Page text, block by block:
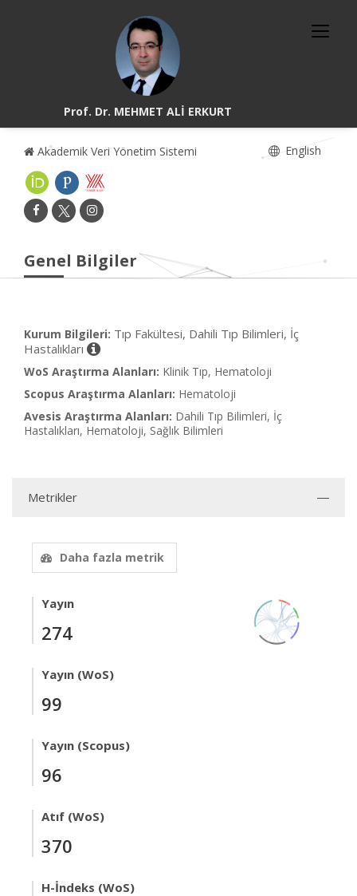
Prof. Dr. MEHMET ALİ ERKURT
Akademik Veri Yönetim Sistemi English
Genel Bilgiler
Kurum Bilgileri: Tıp Fakültesi, Dahili Tıp Bilimleri, İç
Hastalıkları
WoS Araştırma Alanları: Klinik Tıp, Hematoloji
Scopus Araştırma Alanları: Hematoloji
Avesis Araştırma Alanları: Dahili Tıp Bilimleri, İç
Hastalıkları, Hematoloji, Sağlık Bilimleri
Metrikler
Daha fazla metrik
Yayın
274
Yayın (WoS)
99
Yayın (Scopus)
96
Atıf (WoS)
370
H-İndeks (WoS)